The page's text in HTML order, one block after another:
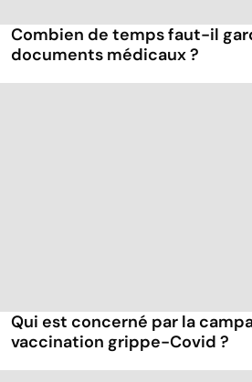
Combien de temps faut-il
documents médicaux ?
Qui est concerné par la
vaccination grippe-Covid ?